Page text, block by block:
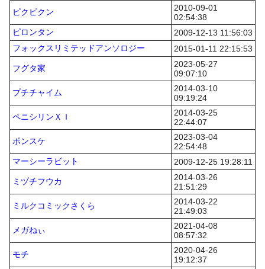
ピクピクン
2010-09-01
02:54:38
ピロンタン
2009-12-13 11:56:03
フォックスリミテッドアンソロジー
2015-01-11 22:15:53
フグタ家
2023-05-27
09:07:10
プチチャイム
2014-03-10
09:19:24
ペニシリンＸＩ
2014-03-25
22:44:07
ポンスケ
2023-03-04
22:54:48
マーシーラビット
2009-12-25 19:28:11
ミヅチフウカ
2014-03-26
21:51:29
ミルクコミックさくら
2014-03-22
21:49:03
メガねぃ
2021-04-08
08:57:32
モチ
2020-04-26
19:12:37